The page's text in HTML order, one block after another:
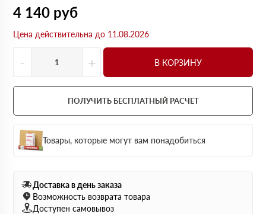
4 140 руб
Цена действительна до 11.08.2026
- + В КОРЗИНУ
ПОЛУЧИТЬ БЕСПЛАТНЫЙ РАСЧЕТ
Товары, которые могут вам понадобиться
Доставка в день заказа
Возможность возврата товара
Доступен самовывоз